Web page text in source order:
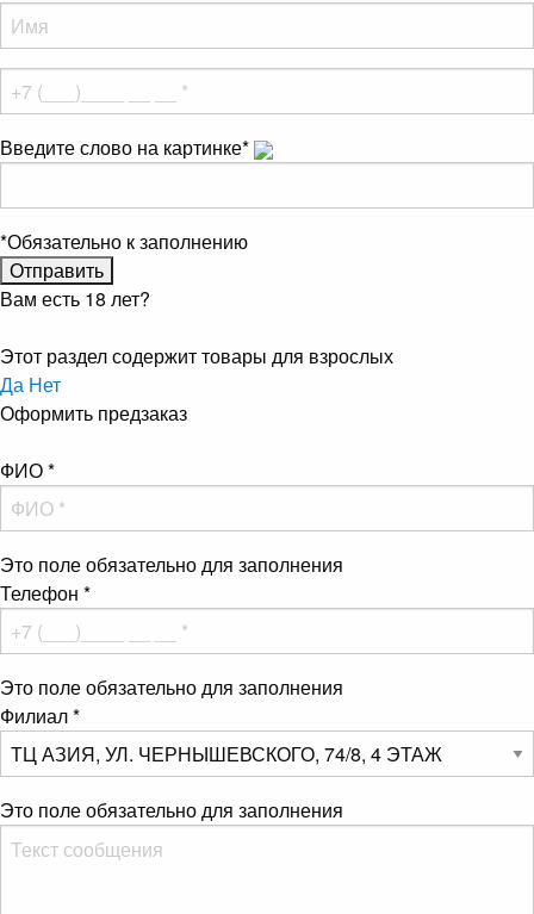
Введите слово на картинке*
*Обязательно к заполнению
Вам есть 18 лет?
Этот раздел содержит товары для взрослых
Да Нет
Оформить предзаказ
ФИО*
Это поле обязательно для заполнения
Телефон *
Это поле обязательно для заполнения
Филиал*
Это поле обязательно для заполнения